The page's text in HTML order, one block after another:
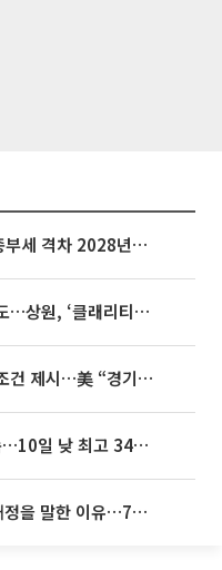
종부세 개편에도…1·3주택 종부세 격차 2028년부터 확대
미국, 가상자산 포괄 규제 속도…상원, ‘클래리티법’ 9월 절차투표 추진
이란, 미국에 호르무즈 합의 조건 제시…美 “경기 아직 안 끝나” [종합]
[내일 날씨] 전국 무더위 계속…10일 낮 최고 34도 육박
추미애가 페이스북서 네 번 재정을 말한 이유…7700억 추경 열쇠는 도의회에